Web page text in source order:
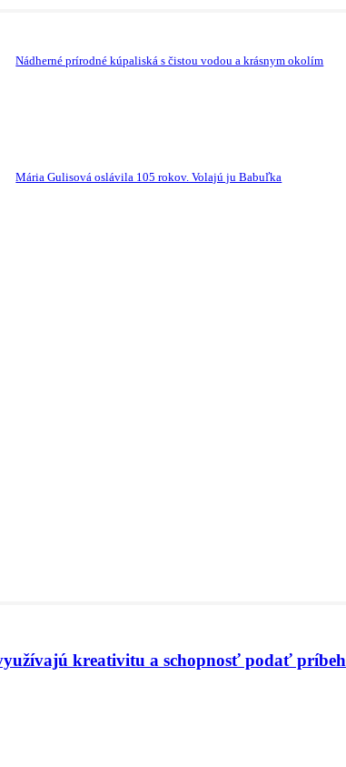
Nádherné prírodné kúpaliská s čistou vodou a krásnym okolím
Mária Gulisová oslávila 105 rokov. Volajú ju Babuľka
kreativitu a schopnosť podať príbeh